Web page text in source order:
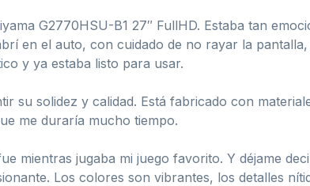
G2770HSU-B1 27″ FullHD. Estaba tan
en el auto, con cuidado de no rayar la
y ya estaba listo para usar.
su solidez y calidad. Está fabricado con
me duraría mucho tiempo.
mientras jugaba mi juego favorito. Y déjame
Los colores son vibrantes, los detalles